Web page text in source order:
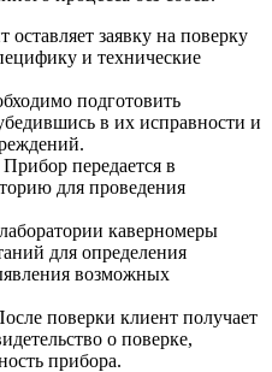
оставляет заявку на поверку
и технические
подготовить
в их исправности и
передается в
для проведения
каверномеры
для определения
возможных
поверки клиент получает
о поверке,
прибора.